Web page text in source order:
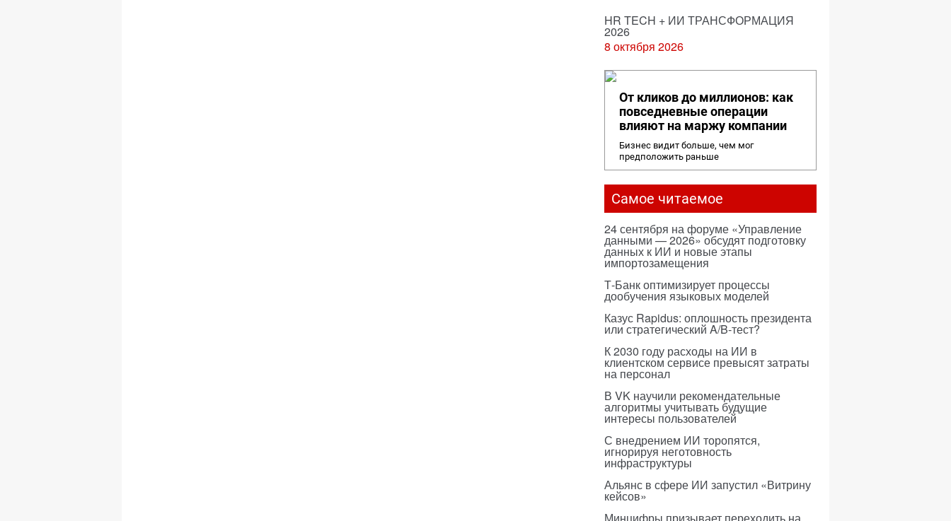
HR TECH + ИИ ТРАНСФОРМАЦИЯ
2026
8 октября 2026
От кликов до миллионов: как
повседневные операции
влияют на маржу компании
Бизнес видит больше, чем мог
предположить раньше
Самое читаемое
24 сентября на форуме «Управление
данными — 2026» обсудят подготовку
данных к ИИ и новые этапы
импортозамещения
Т-Банк оптимизирует процессы
дообучения языковых моделей
Казус Rapidus: оплошность президента
или стратегический A/B-тест?
К 2030 году расходы на ИИ в
клиентском сервисе превысят затраты
на персонал
В VK научили рекомендательные
алгоритмы учитывать будущие
интересы пользователей
С внедрением ИИ торопятся,
игнорируя неготовность
инфраструктуры
Альянс в сфере ИИ запустил «Витрину
кейсов»